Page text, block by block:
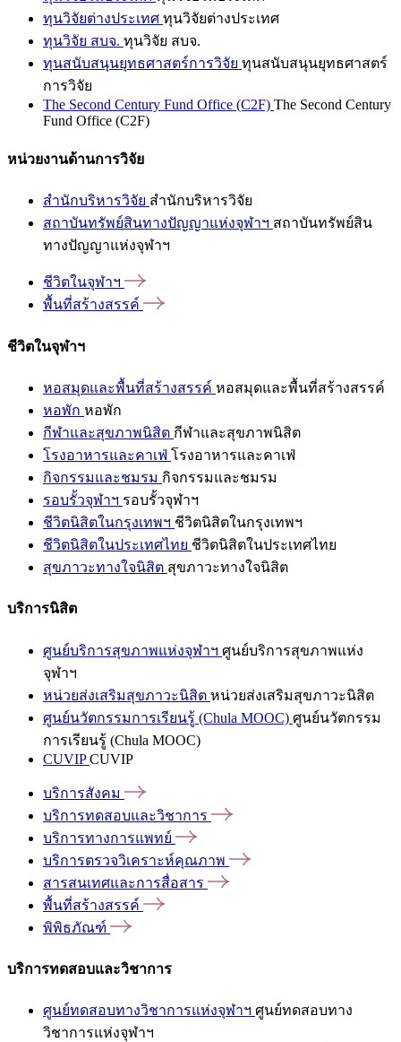
ทุนวิจัยต่างประเทศ ทุนวิจัยต่างประเทศ
ทุนวิจัย สบจ. ทุนวิจัย สบจ.
ทุนสนับสนุนยุทธศาสตร์การวิจัย ทุนสนับสนุนยุทธศาสตร์
การวิจัย
The Second Century Fund Office (C2F) The Second Century
Fund Office (C2F)
หน่วยงานด้านการวิจัย
สำนักบริหารวิจัย สำนักบริหารวิจัย
สถาบันทรัพย์สินทางปัญญาแห่งจุฬาฯ สถาบันทรัพย์สิน
ทางปัญญาแห่งจุฬาฯ
ชีวิตในจุฬาฯ
พื้นที่สร้างสรรค์
ชีวิตในจุฬาฯ
หอสมุดและพื้นที่สร้างสรรค์ หอสมุดและพื้นที่สร้างสรรค์
หอพัก หอพัก
กีฬาและสุขภาพนิสิต กีฬาและสุขภาพนิสิต
โรงอาหารและคาเฟ่ โรงอาหารและคาเฟ่
กิจกรรมและชมรม กิจกรรมและชมรม
รอบรั้วจุฬาฯ รอบรั้วจุฬาฯ
ชีวิตนิสิตในกรุงเทพฯ ชีวิตนิสิตในกรุงเทพฯ
ชีวิตนิสิตในประเทศไทย ชีวิตนิสิตในประเทศไทย
สุขภาวะทางใจนิสิต สุขภาวะทางใจนิสิต
บริการนิสิต
ศูนย์บริการสุขภาพแห่งจุฬาฯ ศูนย์บริการสุขภาพแห่ง
จุฬาฯ
หน่วยส่งเสริมสุขภาวะนิสิต หน่วยส่งเสริมสุขภาวะนิสิต
ศูนย์นวัตกรรมการเรียนรู้ (Chula MOOC) ศูนย์นวัตกรรม
การเรียนรู้ (Chula MOOC)
CUVIPCUVIP
บริการสังคม
บริการทดสอบและวิชาการ
บริการทางการแพทย์
บริการตรวจวิเคราะห์คุณภาพ
สารสนเทศและการสื่อสาร
พื้นที่สร้างสรรค์
พิพิธภัณฑ์
บริการทดสอบและวิชาการ
ศูนย์ทดสอบทางวิชาการแห่งจุฬาฯ ศูนย์ทดสอบทาง
วิชาการแห่งจุฬาฯ